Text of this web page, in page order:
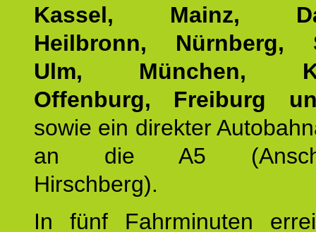
Kassel, Mainz,
Heilbronn, Nürnberg,
Ulm, München,
Offenburg, Freiburg
sowie ein direkter
an die A5
Hirschberg).
In fünf Fahrminuten